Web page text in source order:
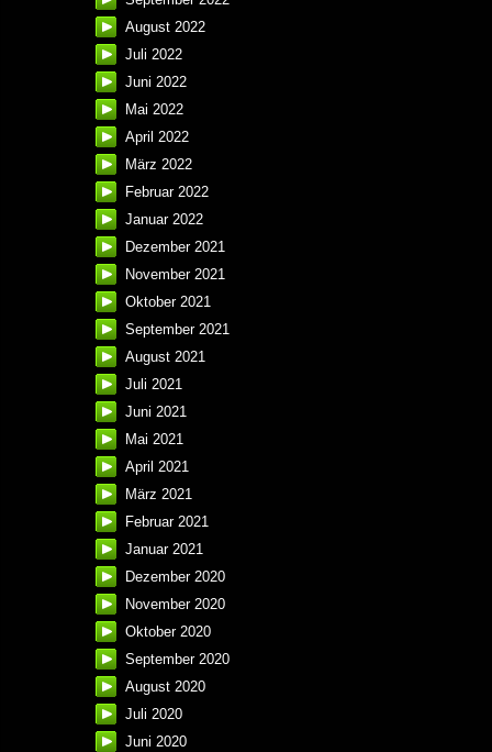
August 2022
Juli 2022
Juni 2022
Mai 2022
April 2022
März 2022
Februar 2022
Januar 2022
Dezember 2021
November 2021
Oktober 2021
September 2021
August 2021
Juli 2021
Juni 2021
Mai 2021
April 2021
März 2021
Februar 2021
Januar 2021
Dezember 2020
November 2020
Oktober 2020
September 2020
August 2020
Juli 2020
Juni 2020